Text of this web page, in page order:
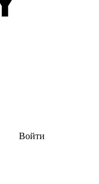
Войти